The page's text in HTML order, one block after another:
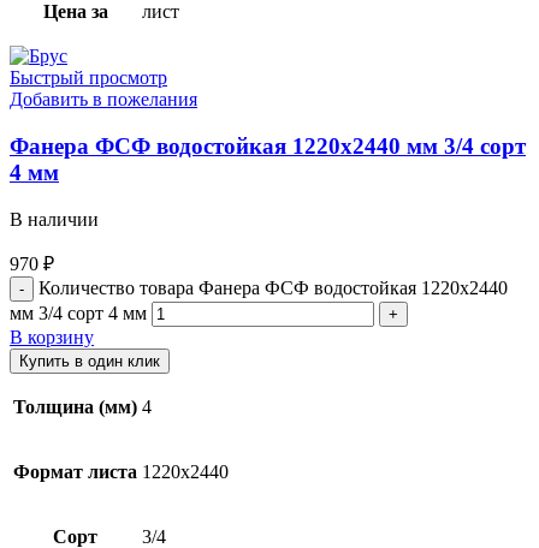
Цена за лист
Быстрый просмотр
Добавить в пожелания
Фанера ФСФ водостойкая 1220х2440 мм 3/4 сорт
4 мм
В наличии
970 ₽
Количество товара Фанера ФСФ водостойкая 1220х2440
мм 3/4 сорт 4 мм
В корзину
Купить в один клик
Толщина (мм) 4
Формат листа 1220х2440
Сорт 3/4